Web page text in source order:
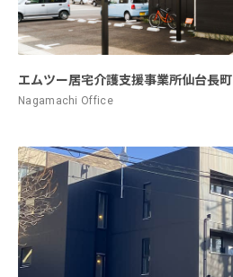
エムツー居宅介護支援事業所仙台長町
Nagamachi Office